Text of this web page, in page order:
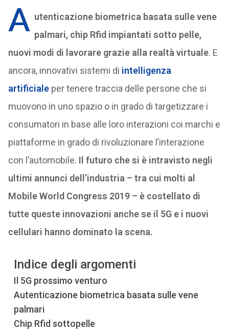
A utenticazione biometrica basata sulle vene
palmari, chip Rfid impiantati sotto pelle,
nuovi modi di lavorare grazie alla realtà virtuale. E
ancora, innovativi sistemi di intelligenza
artificialeper tenere traccia delle persone che si
muovono in uno spazio o in grado di targetizzare i
consumatori in base alle loro interazioni coi marchi e
piattaforme in grado di rivoluzionare l’interazione
con l’automobile. Il futuro che si è intravisto negli
ultimi annunci dell’industria – tra cui molti al
Mobile World Congress 2019 – è costellato di
tutte queste innovazioni anche se il 5G e i nuovi
cellulari hanno dominato la scena.
Indice degli argomenti
Il 5G prossimo venturo
Autenticazione biometrica basata sulle vene
palmari
Chip Rfid sottopelle